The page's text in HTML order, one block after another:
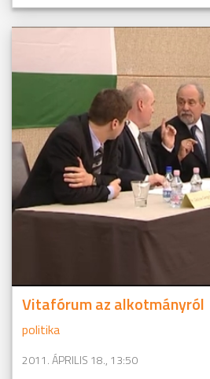
Vitafórum az alkotmányról
politika
2011. ÁPRILIS 18., 13:50